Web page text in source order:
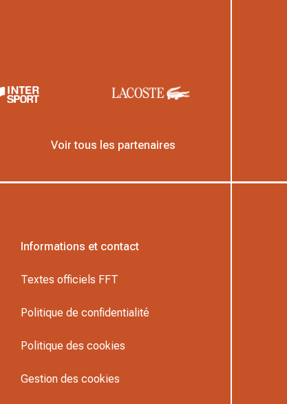
Voir tous les partenaires
Informations et contact
Textes officiels FFT
Politique de confidentialité
Politique des cookies
Gestion des cookies